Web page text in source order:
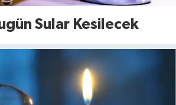
Sular Kesilecek